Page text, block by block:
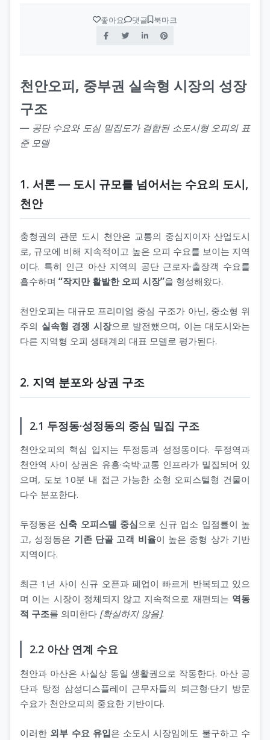
좋아요 댓글 북마크
천안오피, 중부권 실속형 시장의 성장
구조
― 공단 수요와 도심 밀집도가 결합된 소도시형 오피의 표
준 모델
1. 서론 ― 도시 규모를 넘어서는 수요의 도시,
천안
충청권의 관문 도시 천안은 교통의 중심지이자 산업도시
로, 규모에 비해 지속적이고 높은 오피 수요를 보이는 지역
이다. 특히 인근 아산 지역의 공단 근로자·출장객 수요를
흡수하며 “작지만 활발한 오피 시장”을 형성해왔다.
천안오피는 대규모 프리미엄 중심 구조가 아닌, 중소형 위
주의 실속형 경쟁 시장으로 발전했으며, 이는 대도시와는
다른 지역형 오피 생태계의 대표 모델로 평가된다.
2. 지역 분포와 상권 구조
2.1 두정동·성정동의 중심 밀집 구조
천안오피의 핵심 입지는 두정동과 성정동이다. 두정역과
천안역 사이 상권은 유흥·숙박·교통 인프라가 밀집되어 있
으며, 도보 10분 내 접근 가능한 소형 오피스텔형 건물이
다수 분포한다.
두정동은신축 오피스텔 중심으로 신규 업소 입점률이 높
고, 성정동은 기존 단골 고객 비율이 높은 중형 상가 기반
지역이다.
최근 1년 사이 신규 오픈과 폐업이 빠르게 반복되고 있으
며 이는 시장이 정체되지 않고 지속적으로 재편되는 역동
적 구조를 의미한다 [확실하지 않음].
2.2 아산 연계 수요
천안과 아산은 사실상 동일 생활권으로 작동한다. 아산 공
단과 탕정 삼성디스플레이 근무자들의 퇴근형·단기 방문
수요가 천안오피의 중요한 기반이다.
이러한 외부 수요 유입은 소도시 시장임에도 불구하고 수